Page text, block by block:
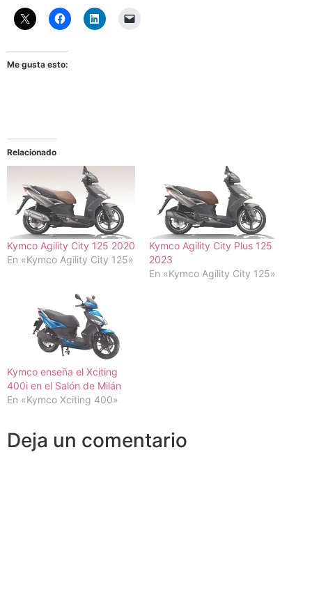
Me gusta esto:
Relacionado
Kymco Agility City 125 2020
En «Kymco Agility City 125»
Kymco Agility City Plus 125
2023
En «Kymco Agility City 125»
Kymco enseña el Xciting
400i en el Salón de Milán
En «Kymco Xciting 400»
Deja un comentario